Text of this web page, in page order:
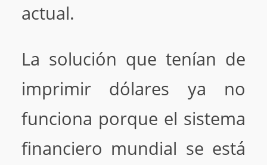
actual.
La solución que tenían de
imprimir dólares ya no
funciona porque el sistema
financiero mundial se está